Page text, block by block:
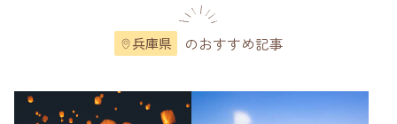
兵庫県 のおすすめ記事